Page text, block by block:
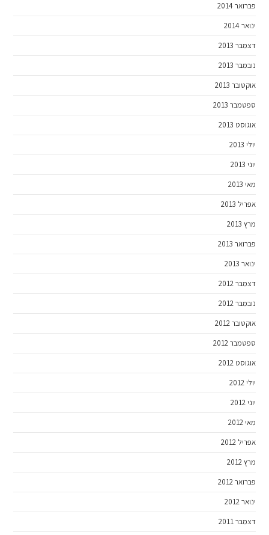
פברואר 2014
ינואר 2014
דצמבר 2013
נובמבר 2013
אוקטובר 2013
ספטמבר 2013
אוגוסט 2013
יולי 2013
יוני 2013
מאי 2013
אפריל 2013
מרץ 2013
פברואר 2013
ינואר 2013
דצמבר 2012
נובמבר 2012
אוקטובר 2012
ספטמבר 2012
אוגוסט 2012
יולי 2012
יוני 2012
מאי 2012
אפריל 2012
מרץ 2012
פברואר 2012
ינואר 2012
דצמבר 2011